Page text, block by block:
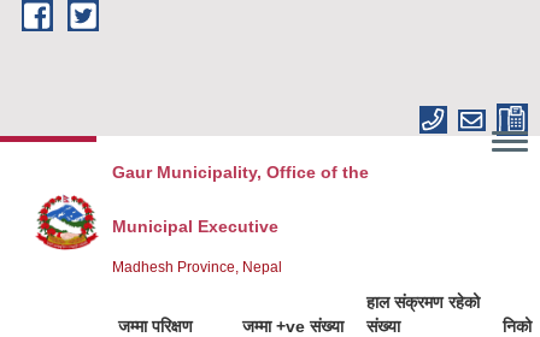
Skip to main content
Gaur Municipality, Office of the
Municipal Executive
Madhesh Province, Nepal
जम्मा परिक्षण
जम्मा +ve संख्या
हाल संक्रमण रहेको
संख्या
निको